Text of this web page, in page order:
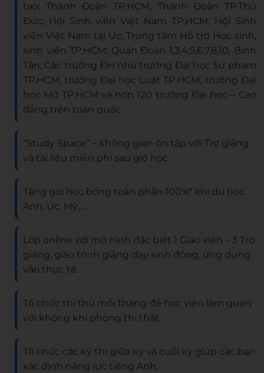
tạo; Thành Đoàn TP.HCM; Thành Đoàn TP.Thủ
Đức; Hội Sinh viên Việt Nam TP.HCM; Hội Sinh
viên Việt Nam tại Úc; Trung tâm Hỗ trợ Học sinh,
sinh viên TP.HCM; Quận Đoàn 1,3,4,5,6,7,8,10, Bình
Tân; Các trường ĐH như trường Đại học Sư phạm
TP.HCM, trường Đại học Luật TP.HCM, trường Đại
học Mở TP.HCM và hơn 120 trường Đại học – Cao
đẳng trên toàn quốc.
“Study Space” – không gian ôn tập với Trợ giảng
và tài liệu miễn phí sau giờ học.
Tặng gói học bổng toàn phần 100%* khi du học
Anh, Úc, Mỹ, …
Lớp online với mô hình đặc biệt 1 Giáo viên – 3 Trợ
giảng, giáo trình giảng dạy sinh động, ứng dụng
vào thực tế.
Tổ chức thi thử mỗi tháng để học viên làm quen
với không khí phòng thi thật.
Tổ chức các kỳ thi giữa kỳ và cuối kỳ giúp các bạn
xác định năng lực tiếng Anh.